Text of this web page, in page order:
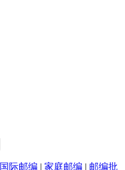
国际邮编 | 家庭邮编 | 邮编批